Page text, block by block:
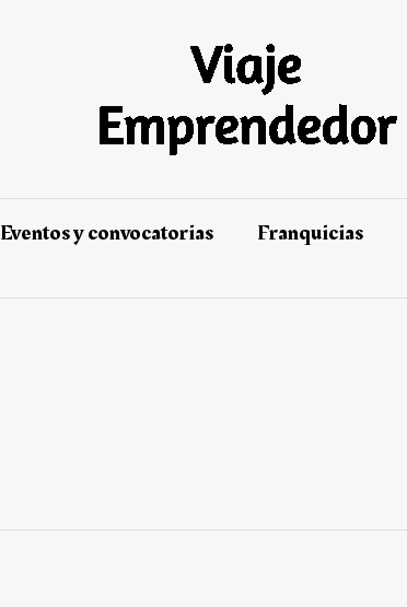
Eventos y convocatorias Franquicias